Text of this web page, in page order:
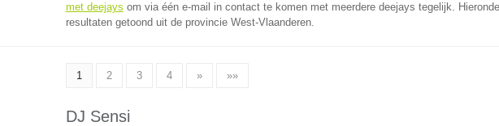
met deejays om via één e-mail in contact te komen met meerdere deejays tegelijk.
resultaten getoond uit de provincie West-Vlaanderen.
1 2 3 4 » »»
DJ Sensi